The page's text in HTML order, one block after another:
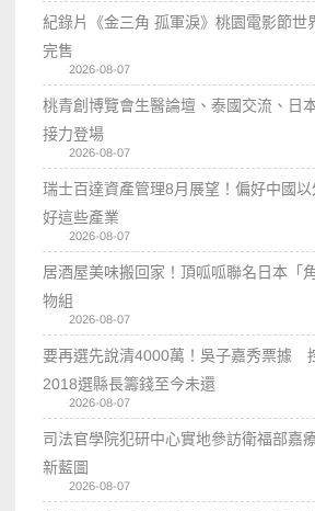
紀錄片《金三角 孤軍淚》桃園電影節
完售
2026-08-07
桃青創博覽會生醫論壇、泰國交流、日
接力登場
2026-08-07
瑞士百達資產管理8月展望！偏好中國
好這些產業
2026-08-07
居酒屋美味搬回家！頂呱呱聯名日本「
物組
2026-08-07
要再選先說清4000萬！吳子嘉秀票據
2018選縣長籌錢至今未還
2026-08-07
司法官學院犯研中心實地參訪衛福部嘉
新藍圖
2026-08-07